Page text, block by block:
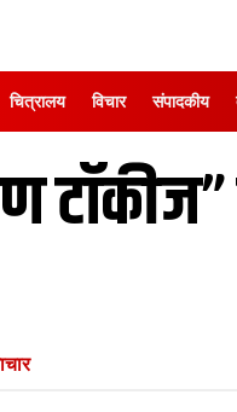
चित्रालय विचार संपादकीय